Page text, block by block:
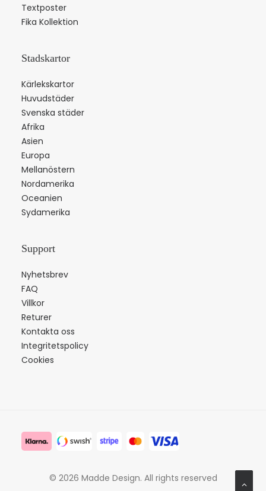
Textposter
Fika Kollektion
Stadskartor
Kärlekskartor
Huvudstäder
Svenska städer
Afrika
Asien
Europa
Mellanöstern
Nordamerika
Oceanien
Sydamerika
Support
Nyhetsbrev
FAQ
Villkor
Returer
Kontakta oss
Integritetspolicy
Cookies
© 2026 Madde Design. All rights reserved